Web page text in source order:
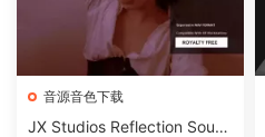
音源音色下载
JX Studios Reflection Soun